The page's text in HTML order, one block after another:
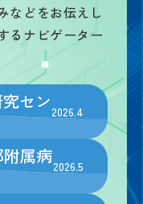
などをお伝えし
るナビゲーター
セン2026.4
属病2026.5